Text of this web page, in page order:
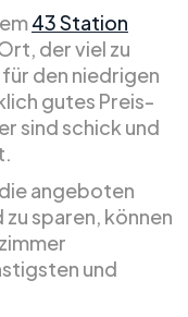
43 Station
der viel zu
den niedrigen
gutes Preis-
sind schick und
angeboten
sparen, können
und